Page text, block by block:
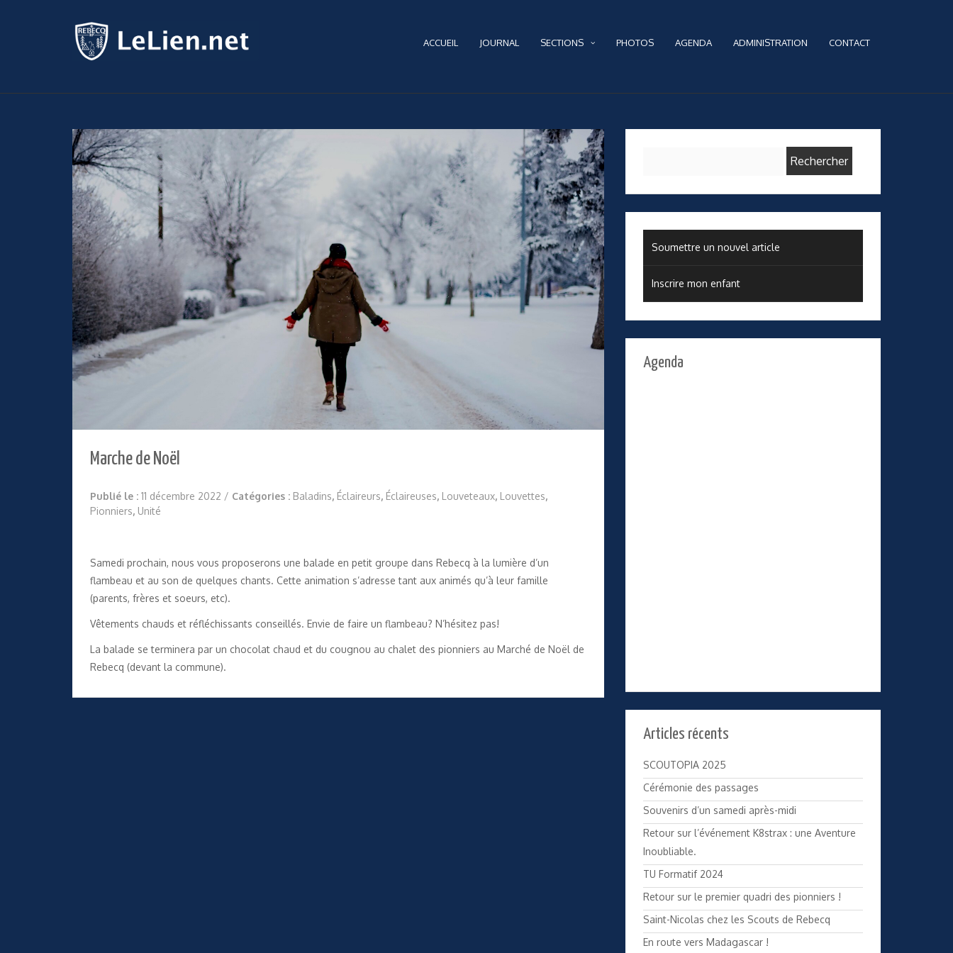
ACCUEIL JOURNAL SECTIONS PHOTOS AGENDA ADMINISTRATION CONTACT
Marche de Noël
Publié le : 11 décembre 2022 / Catégories : Baladins, Éclaireurs, Éclaireuses, Louveteaux, Louvettes,
Pionniers, Unité
Samedi prochain, nous vous proposerons une balade en petit groupe dans Rebecq à la lumière d’un
flambeau et au son de quelques chants. Cette animation s’adresse tant aux animés qu’à leur famille
(parents, frères et soeurs, etc).
Vêtements chauds et réfléchissants conseillés. Envie de faire un flambeau? N’hésitez pas!
La balade se terminera par un chocolat chaud et du cougnou au chalet des pionniers au Marché de Noël de
Rebecq (devant la commune).
Soumettre un nouvel article
Inscrire mon enfant
Agenda
Articles récents
SCOUTOPIA 2025
Cérémonie des passages
Souvenirs d’un samedi après-midi
Retour sur l’événement K8strax : une Aventure
Inoubliable.
TU Formatif 2024
Retour sur le premier quadri des pionniers !
Saint-Nicolas chez les Scouts de Rebecq
En route vers Madagascar !